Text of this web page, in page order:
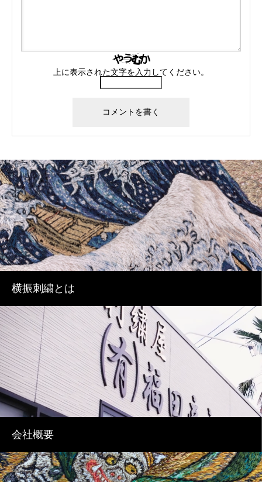
上に表示された文字を入力してください。
横振刺繍とは
会社概要